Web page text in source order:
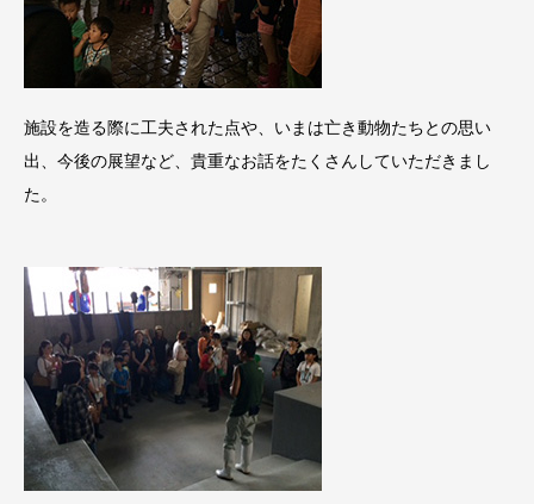
施設を造る際に工夫された点や、いまは亡き動物たちとの思い
出、今後の展望など、貴重なお話をたくさんしていただきまし
た。